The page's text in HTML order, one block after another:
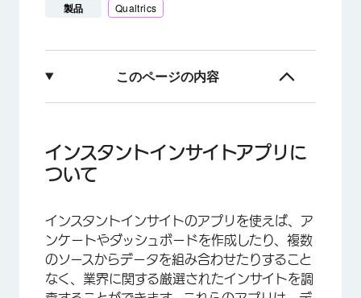
製品 Qualtrics
このページの内容
インスタントインサイトアプリの有効化とアクセ
ス
インスタントインサイトアプリに
ついて
インスタントインサイトのアプリを使えば、ア
ンケートやダッシュボードを作成したり、複数
のソースからデータを組み合わせたりすること
なく、業界に関する厳選されたインサイトを調